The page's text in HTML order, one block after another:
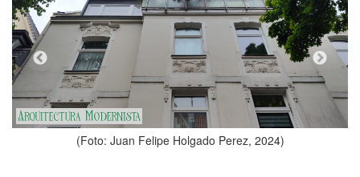
Felipe Holgado Perez, 2024)